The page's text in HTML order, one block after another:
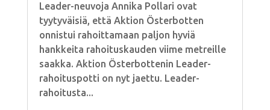
Leader-neuvoja Annika Pollari ovat
tyytyväisiä, että Aktion Österbotten
onnistui rahoittamaan paljon hyviä
hankkeita rahoituskauden viime metreille
saakka. Aktion Österbottenin Leader-
rahoituspotti on nyt jaettu. Leader-
rahoitusta...